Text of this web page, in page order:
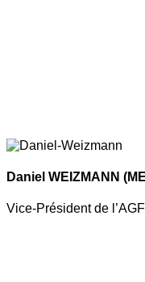
Daniel WEIZMANN
Vice-Président de